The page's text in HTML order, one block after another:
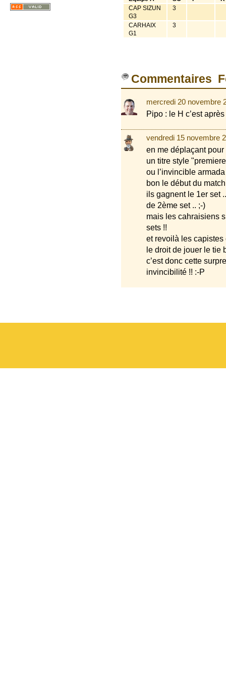
CAP SIZUN
G3
3
CARHAIX
G1
3
Commentaires
mercredi 20 novembre
Pipo : le H c’est
vendredi 15 novembre
en me déplaçant
un titre style
ou l’invincible
bon le début du
ils gagnent le 1er set
de 2ème set .. ;-)
mais les cahraisiens
sets !!
et revoilà les
le droit de jouer le tie
c’est donc cette
invincibilité !! :-P